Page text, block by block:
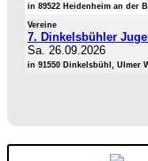
in 89522 Heidenheim an der
Vereine
7. Dinkelsbühler
Sa. 26.09.2026
in 91550 Dinkelsbühl, Ulmer